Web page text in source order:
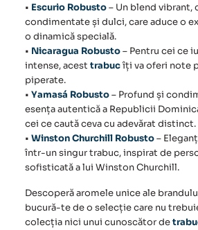
• Escurio Robusto– Un blend vibrant,
condimentate și dulci, care aduce o
o dinamică specială.
• Nicaragua Robusto– Pentru cei ce
intense, acest trabucîți va oferi note
piperate.
• Yamasá Robusto– Profund și
esența autentică a Republicii
cei ce caută ceva cu adevărat distinct.
• Winston Churchill Robusto–
într-un singur trabuc, inspirat de
sofisticată a lui Winston Churchill.
Descoperă aromele unice ale
bucură-te de o selecție care nu
colecția nici unui cunoscător de